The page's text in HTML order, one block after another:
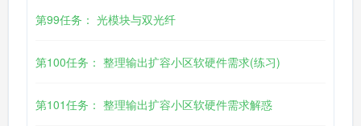
第99任务： 光模块与双光纤
第100任务： 整理输出扩容小区软硬件需求(练习)
第101任务： 整理输出扩容小区软硬件需求解惑